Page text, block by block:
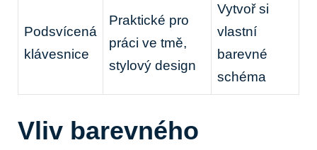
Podsvícená
klávesnice
Praktické pro
práci ve tmě,
stylový design
Vytvoř si
vlastní
barevné
schéma
Vliv barevného